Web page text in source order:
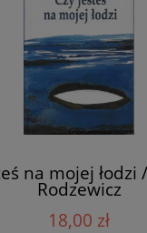
na mojej łodzi
Rodzewicz
18,00 zł